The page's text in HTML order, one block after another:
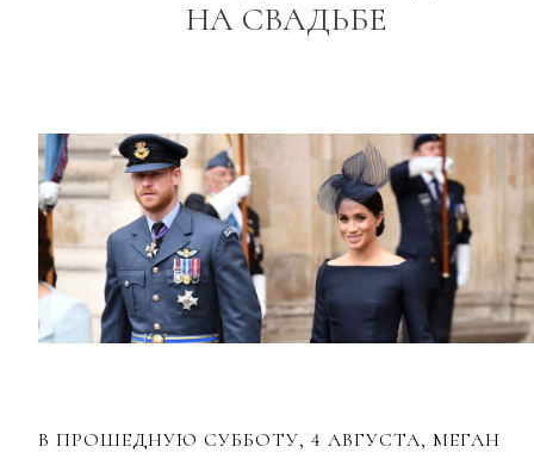
НА СВАДЬБЕ
В ПРОШЕДНУЮ СУББОТУ, 4 АВГУСТА, МЕГАН